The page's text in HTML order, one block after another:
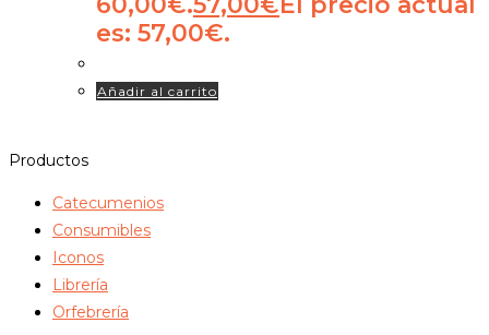
es: 57,00€.
Añadir al carrito
Productos
Catecumenios
Consumibles
Iconos
Librería
Orfebrería